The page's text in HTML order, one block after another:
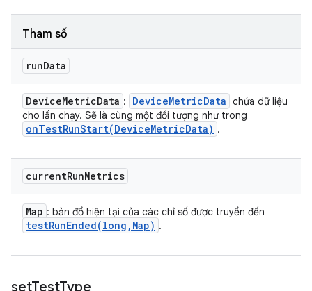
Tham số
runData
DeviceMetricData : DeviceMetricData chứa dữ liệu
cho lần chạy. Sẽ là cùng một đối tượng như trong
onTestRunStart(DeviceMetricData) .
currentRunMetrics
Map : bản đồ hiện tại của các chỉ số được truyền đến
testRunEnded(long , Map) .
setTestType